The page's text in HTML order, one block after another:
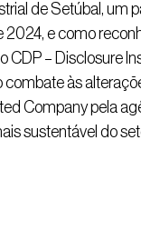
de Setúbal, um
2024, e como
CDP – Disclosure
combate às
Company pela
sustentável do